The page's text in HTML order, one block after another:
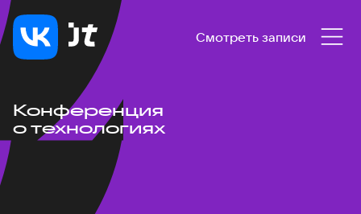
Смотреть записи
Конференция
о технологиях